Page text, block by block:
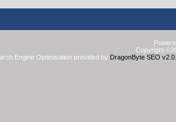
Copyright
Engine Optimisation provided by DragonByte SEO